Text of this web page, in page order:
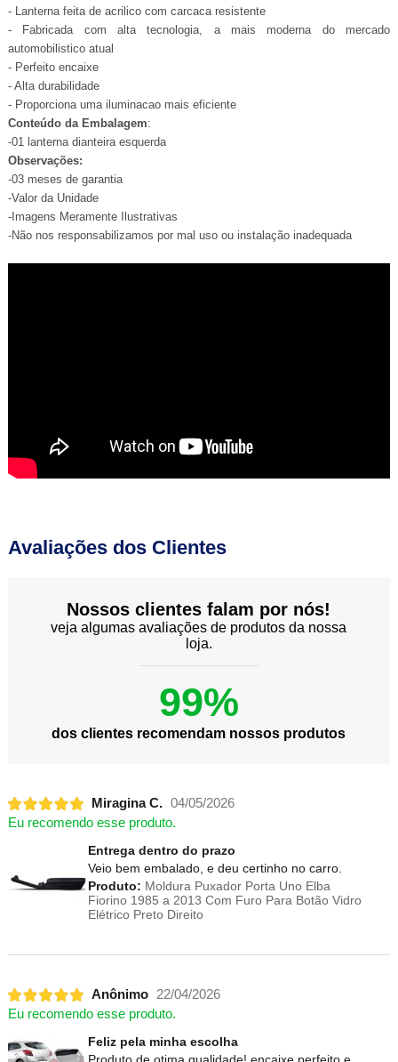
- Lanterna feita de acrilico com carcaca resistente
- Fabricada com alta tecnologia, a mais moderna do mercado
automobilistico atual
- Perfeito encaixe
- Alta durabilidade
- Proporciona uma iluminacao mais eficiente
Conteúdo da Embalagem:
-01 lanterna dianteira esquerda
Observações:
-03 meses de garantia
-Valor da Unidade
-Imagens Meramente Ilustrativas
-Não nos responsabilizamos por mal uso ou instalação inadequada
Avaliações dos Clientes
Nossos clientes falam por nós!
veja algumas avaliações de produtos da nossa
loja.
99%
dos clientes recomendam nossos produtos
Miragina C. 04/05/2026
Eu recomendo esse produto.
Entrega dentro do prazo
Veio bem embalado, e deu certinho no carro.
Produto: Moldura Puxador Porta Uno Elba
Fiorino 1985 a 2013 Com Furo Para Botão Vidro
Elétrico Preto Direito
Anônimo 22/04/2026
Eu recomendo esse produto.
Feliz pela minha escolha
Produto de otima qualidade! encaixe perfeito e